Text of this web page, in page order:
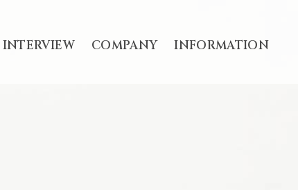
INTERVIEW COMPANY INFORMATION